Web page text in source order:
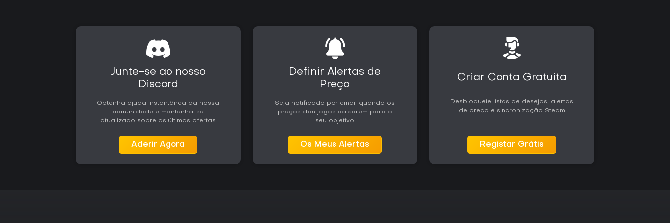
altas.
A recepção continua dividida anos após o lançamento, com elogios ao fator
diversão em grupo e críticas relacionadas ao equilíbrio em sessões solo ou
2026, embora os números variem. É uma opção para quem busca um sucessor
espiritual dos clássicos cooperativos sem depender de atualizações constantes
ou elementos de live service.
A disponibilidade no Xbox e no PC facilita o acesso tanto para jogadores de
console quanto de computador, especialmente para quem busca suporte
offline com bots ou sessões online. Aqueles que priorizam o jogo em grupo
experiência.
Junte-se ao nosso
Discord
Obtenha ajuda instantânea da nossa
comunidade e mantenha-se
atualizado sobre as últimas ofertas
Aderir Agora
Definir Alertas de
Preço
Seja notificado por email quando os
preços dos jogos baixarem para o
seu objetivo
Os Meus Alertas
Criar Conta Gratuita
Desbloqueie listas de desejos, alertas
de preço e sincronização Steam
Registar Grátis